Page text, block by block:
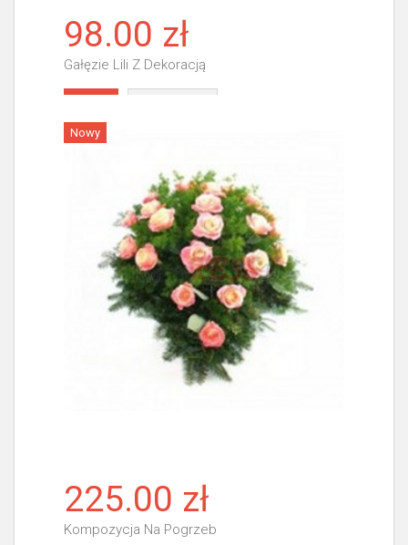
98.00 zł
Gałęzie Lili Z Dekoracją
Nowy
225.00 zł
Kompozycja Na Pogrzeb